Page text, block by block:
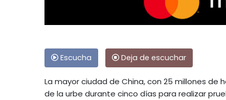
Escucha Deja de escuchar
La mayor ciudad de China, con 25 millones
de la urbe durante cinco días para realizar